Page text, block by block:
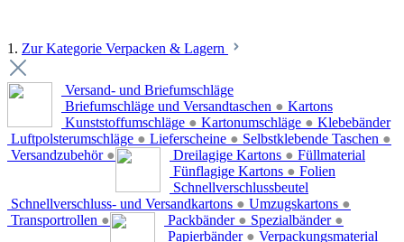
1. Zur Kategorie Verpacken & Lagern
Versand- und Briefumschläge
Briefumschläge und Versandtaschen ●
Kunststoffumschläge ● Kartonumschläge ●
Luftpolsterumschläge ● Lieferscheine ● Selbstklebende Taschen ●
Versandzubehör ●
Kartons
Dreilagige Kartons ●
Fünflagige Kartons ●
Schnellverschluss- und Versandkartons ● Umzugskartons ●
Transportrollen ●
Klebebänder
Packbänder ● Spezialbänder ●
Papierbänder ●
Füllmaterial
Folien
Schnellverschlussbeutel
Verpackungsmaterial